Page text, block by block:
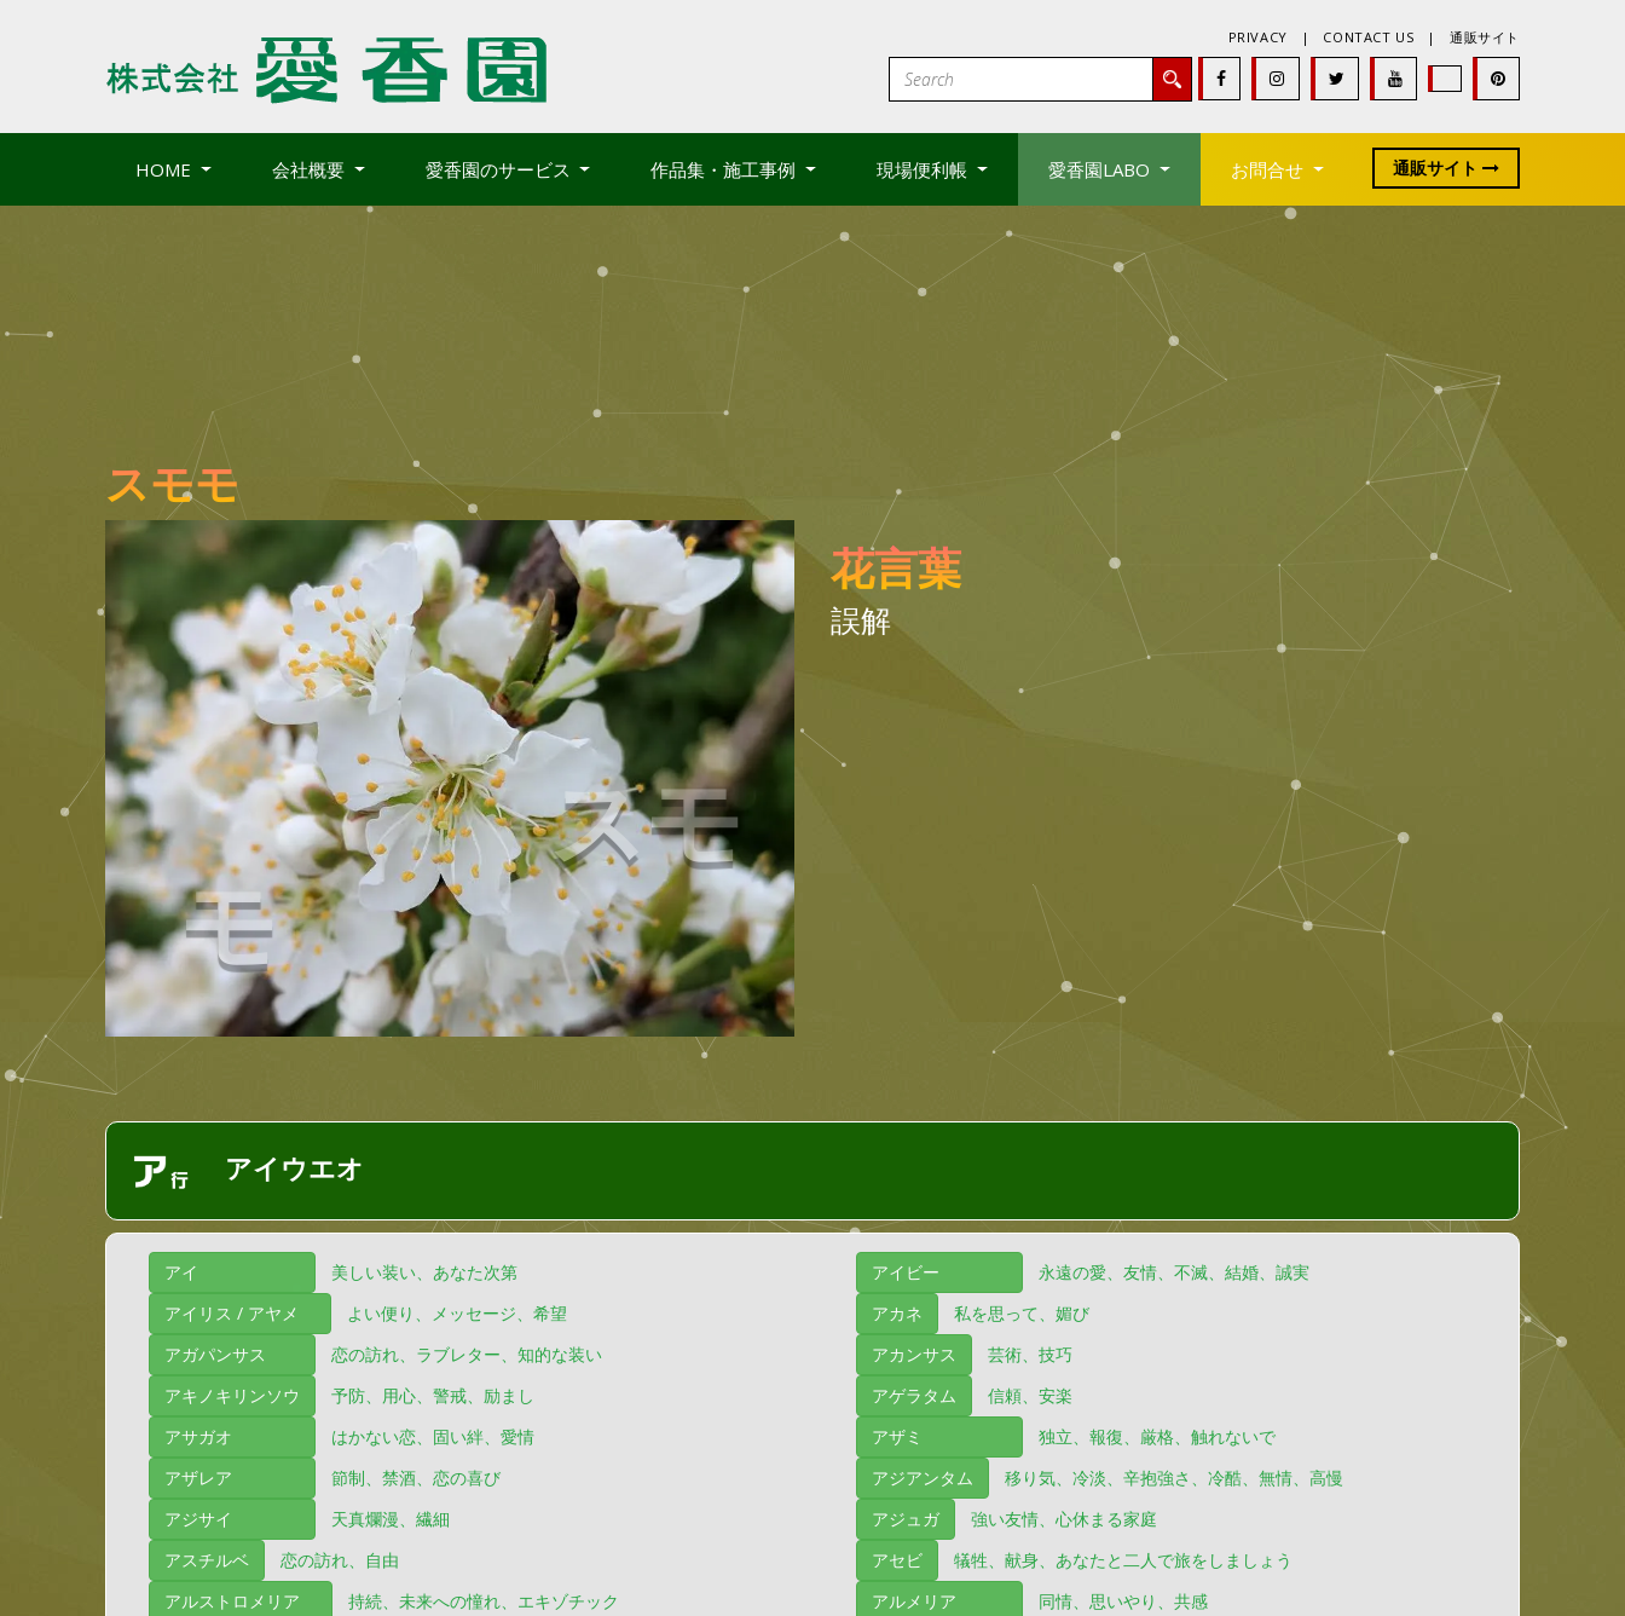
PRIVACY | CONTACT US | 通販サイト
HOME 会社概要 愛香園のサービス 作品集・施工事例 現場便利帳 愛香園LABO お問合せ 通販サイト
スモモ
スモ
モ
花言葉
誤解
アイウエオ
アイ 美しい装い、あなた次第 アイビー
永遠の愛、友情、不滅、結婚、誠実
アイリス / アヤメ
よい便り、メッセージ、希望 アカネ
私を思って、媚び
アガパンサス
恋の訪れ、ラブレター、知的な装い アカンサス
芸術、技巧
アキノキリンソウ
予防、用心、警戒、励まし アゲラタム
信頼、安楽
アサガオ
はかない恋、固い絆、愛情 アザミ
独立、報復、厳格、触れないで
アザレア
節制、禁酒、恋の喜び アジアンタム
移り気、冷淡、辛抱強さ、冷酷、無情、高慢
アジサイ
天真爛漫、繊細 アジュガ
強い友情、心休まる家庭
アスチルベ
恋の訪れ、自由 アセビ
犠牲、献身、あなたと二人で旅をしましょう
アルストロメリア
持続、未来への憧れ、エキゾチック アルメリア
同情、思いやり、共感